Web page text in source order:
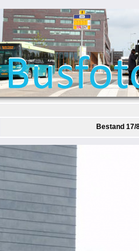
Bestand 17/